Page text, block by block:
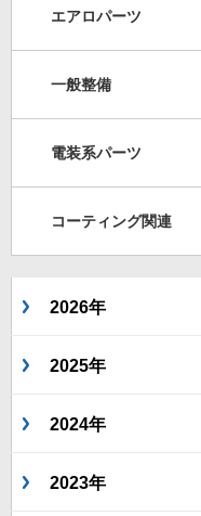
エアロパーツ
一般整備
電装系パーツ
コーティング関連
2026年
2025年
2024年
2023年